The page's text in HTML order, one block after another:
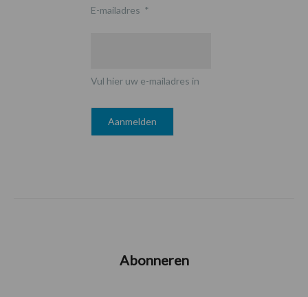
E-mailadres *
Vul hier uw e-mailadres in
Abonneren